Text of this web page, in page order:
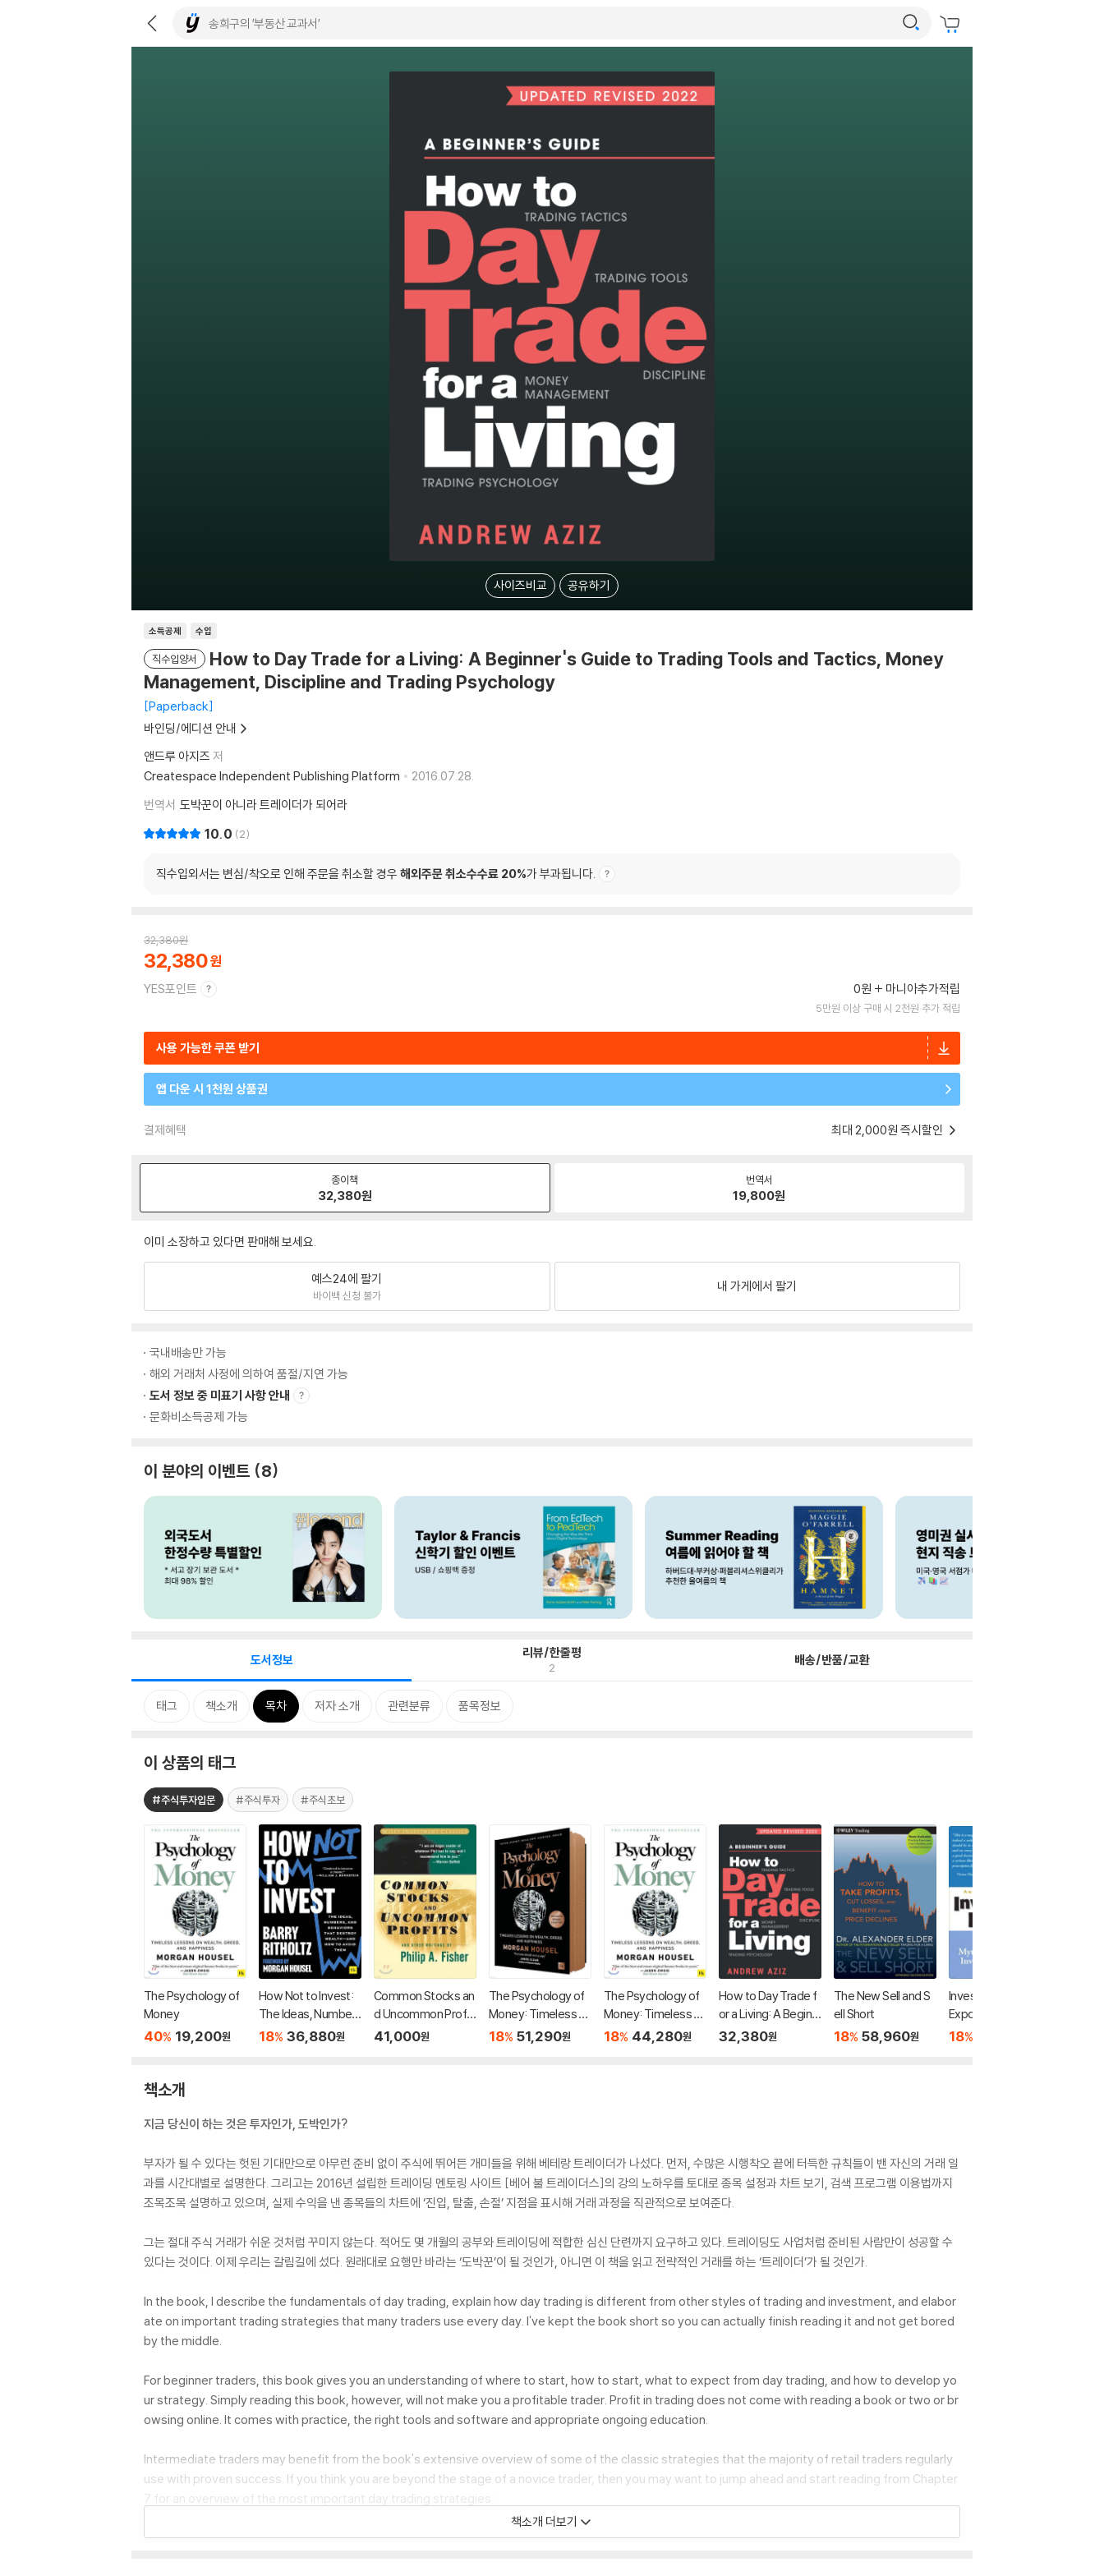
사이즈비교 공유하기
소득공제 수입
직수입양서
How to Day Trade for a Living: A Beginner's Guide to Trading Tools and Tactics, Money
Management, Discipline and Trading Psychology
Paperback
바인딩/에디션 안내
앤드루 아지즈 저
Createspace Independent Publishing Platform
2016.07.28.
번역서 도박꾼이 아니라 트레이더가 되어라
10.0 2
직수입외서는 변심/착오로 인해 주문을 취소할 경우 해외주문 취소수수료 20%가 부과됩니다.
32,380원
32,380
YES포인트 0원 마니아추가적립
5만원 이상 구매 시 2천원 추가 적립
사용 가능한 쿠폰 받기
앱 다운 시 1천원 상품권
결제혜택 최대 2,000원 즉시할인
종이책
32,380원
번역서
19,800원
이미 소장하고 있다면 판매해 보세요.
예스24에 팔기
바이백 신청 불가
내 가게에서 팔기
국내배송만 가능
해외 거래처 사정에 의하여 품절/지연 가능
도서 정보 중 미표기 사항 안내
문화비소득공제 가능
이 분야의 이벤트 8
도서정보 리뷰/한줄평
2 배송/반품/교환
태그 책소개 목차 저자 소개 관련분류 품목정보
이 상품의 태그
#주식투자입문 #주식투자 #주식초보
The Psychology of
Money
40% 19,200원
How Not to Invest:
The Ideas, Number
s, and Behaviors Th
18% 36,880원
Common Stocks an
d Uncommon Profit
s and Other Writing
41,000원
The Psychology of
Money: Timeless L
essons on Wealth,
18% 51,290원
The Psychology of
Money: Timeless L
essons on Wealth,
18% 44,280원
How to Day Trade f
or a Living: A Beginn
er's Guide to Tradin
32,380원
The New Sell and S
ell Short
18% 58,960원
Investment Fables:
Exposing the Myths
of "Can't Miss" Inves
18%
책소개
지금 당신이 하는 것은 투자인가, 도박인가?
부자가 될 수 있다는 헛된 기대만으로 아무런 준비 없이 주식에 뛰어든 개미들을 위해 베테랑 트레이더가 나섰다. 먼저, 수많은 시행착오 끝에 터득한 규칙들이 밴 자신의 거래 일
과를 시간대별로 설명한다. 그리고는 2016년 설립한 트레이딩 멘토링 사이트 [베어 불 트레이더스]의 강의 노하우를 토대로 종목 설정과 차트 보기, 검색 프로그램 이용법까지
조목조목 설명하고 있으며, 실제 수익을 낸 종목들의 차트에 ‘진입, 탈출, 손절’ 지점을 표시해 거래 과정을 직관적으로 보여준다.
그는 절대 주식 거래가 쉬운 것처럼 꾸미지 않는다. 적어도 몇 개월의 공부와 트레이딩에 적합한 심신 단련까지 요구하고 있다. 트레이딩도 사업처럼 준비된 사람만이 성공할 수
있다는 것이다. 이제 우리는 갈림길에 섰다. 원래대로 요행만 바라는 ‘도박꾼’이 될 것인가, 아니면 이 책을 읽고 전략적인 거래를 하는 ‘트레이더’가 될 것인가.
In the book, I describe the fundamentals of day trading, explain how day trading is different from other styles of trading and investment, and elabor
ate on important trading strategies that many traders use every day. I've kept the book short so you can actually finish reading it and not get bored
by the middle.
For beginner traders, this book gives you an understanding of where to start, how to start, what to expect from day trading, and how to develop yo
ur strategy. Simply reading this book, however, will not make you a profitable trader. Profit in trading does not come with reading a book or two or br
owsing online. It comes with practice, the right tools and software and appropriate ongoing education.
Intermediate traders may benefit from the book's extensive overview of some of the classic strategies that the majority of retail traders regularly
use with proven success. If you think you are beyond the stage of a novice trader, then you may want to jump ahead and start reading from Chapter
7 for an overview of the most important day trading strategies:
Day trading is not gambling or a hobby. You must approach trading very, very seriously. As such, I wake up early, go for a run, take a shower, get dres
책소개 더보기